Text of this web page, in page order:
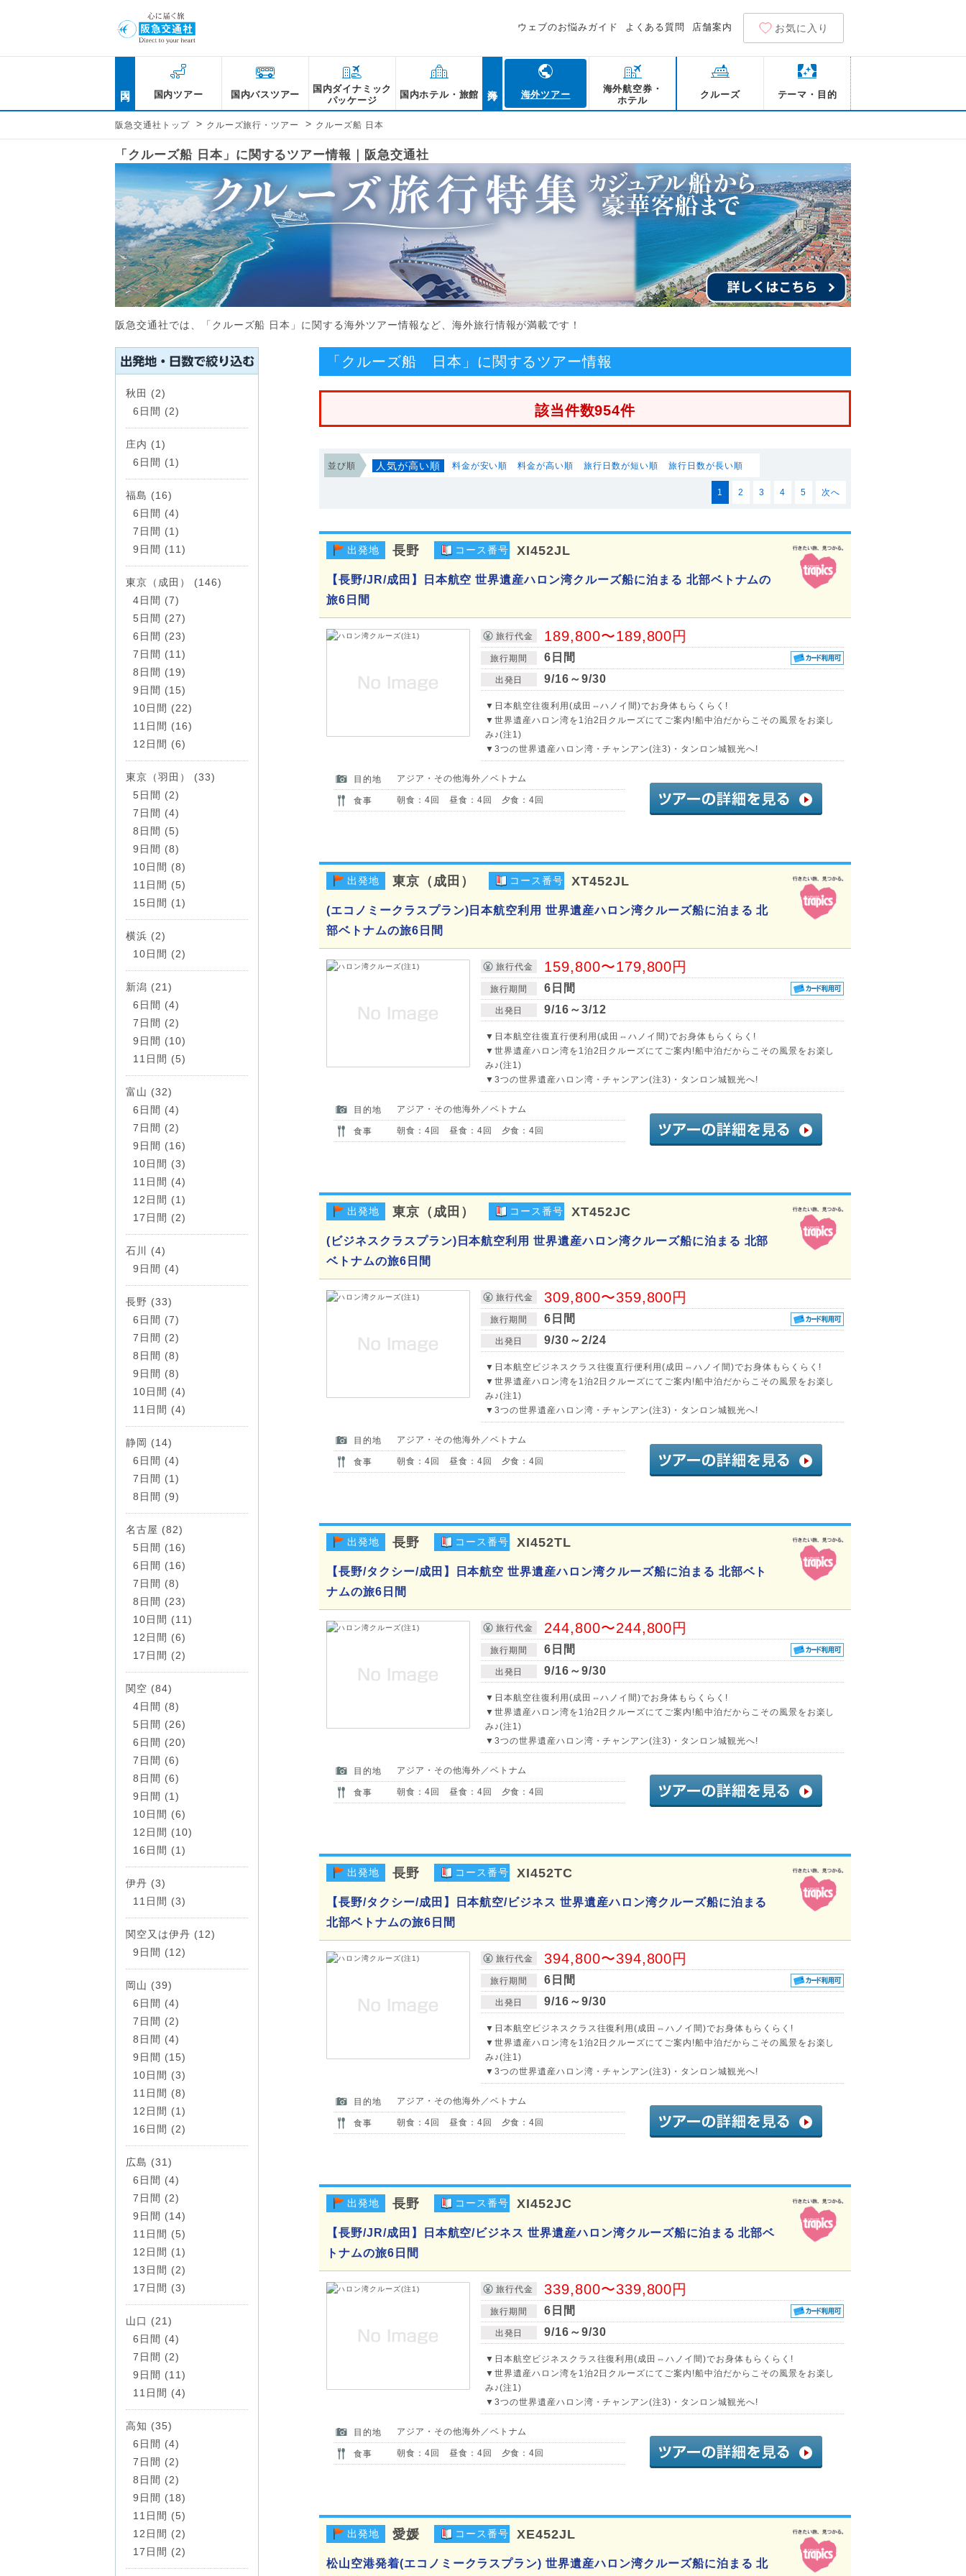
ウェブのお悩みガイド よくある質問 店舗案内 お気に入り
国内ツアー 国内バスツアー
国内ダイナミック
パッケージ
国内ホテル・旅館 海外ツアー
海外航空券・
ホテル
クルーズ テーマ・目的
阪急交通社トップ > クルーズ旅行・ツアー > クルーズ船 日本
「クルーズ船 日本」に関するツアー情報｜阪急交通社
阪急交通社では、「クルーズ船 日本」に関する海外ツアー情報など、海外旅行情報が満載です！
「クルーズ船 日本」に関するツアー情報
該当件数954件
並び順 人気が高い順 料金が安い順 料金が高い順 旅行日数が短い順 旅行日数が長い順
1 2 3 4 5 次へ
出発地 長野 コース番号 XI452JL
【長野/JR/成田】日本航空 世界遺産ハロン湾クルーズ船に泊まる 北部ベトナムの
旅6日間
旅行代金 189,800〜189,800円
旅行期間 6日間
出発日 9/16～9/30
▼日本航空往復利用(成田⇔ハノイ間)でお身体もらくらく!
▼世界遺産ハロン湾を1泊2日クルーズにてご案内!船中泊だからこその風景をお楽し
み♪(注1)
▼3つの世界遺産ハロン湾・チャンアン(注3)・タンロン城観光へ!
目的地 アジア・その他海外／ベトナム
食事 朝食：4回 昼食：4回 夕食：4回
出発地 東京（成田） コース番号 XT452JL
(エコノミークラスプラン)日本航空利用 世界遺産ハロン湾クルーズ船に泊まる 北
部ベトナムの旅6日間
旅行代金 159,800〜179,800円
旅行期間 6日間
出発日 9/16～3/12
▼日本航空往復直行便利用(成田⇔ハノイ間)でお身体もらくらく!
▼世界遺産ハロン湾を1泊2日クルーズにてご案内!船中泊だからこその風景をお楽し
み♪(注1)
▼3つの世界遺産ハロン湾・チャンアン(注3)・タンロン城観光へ!
目的地 アジア・その他海外／ベトナム
食事 朝食：4回 昼食：4回 夕食：4回
出発地 東京（成田） コース番号 XT452JC
(ビジネスクラスプラン)日本航空利用 世界遺産ハロン湾クルーズ船に泊まる 北部
ベトナムの旅6日間
旅行代金 309,800〜359,800円
旅行期間 6日間
出発日 9/30～2/24
▼日本航空ビジネスクラス往復直行便利用(成田⇔ハノイ間)でお身体もらくらく!
▼世界遺産ハロン湾を1泊2日クルーズにてご案内!船中泊だからこその風景をお楽し
み♪(注1)
▼3つの世界遺産ハロン湾・チャンアン(注3)・タンロン城観光へ!
目的地 アジア・その他海外／ベトナム
食事 朝食：4回 昼食：4回 夕食：4回
出発地 長野 コース番号 XI452TL
【長野/タクシー/成田】日本航空 世界遺産ハロン湾クルーズ船に泊まる 北部ベト
ナムの旅6日間
旅行代金 244,800〜244,800円
旅行期間 6日間
出発日 9/16～9/30
▼日本航空往復利用(成田⇔ハノイ間)でお身体もらくらく!
▼世界遺産ハロン湾を1泊2日クルーズにてご案内!船中泊だからこその風景をお楽し
み♪(注1)
▼3つの世界遺産ハロン湾・チャンアン(注3)・タンロン城観光へ!
目的地 アジア・その他海外／ベトナム
食事 朝食：4回 昼食：4回 夕食：4回
出発地 長野 コース番号 XI452TC
【長野/タクシー/成田】日本航空/ビジネス 世界遺産ハロン湾クルーズ船に泊まる
北部ベトナムの旅6日間
旅行代金 394,800〜394,800円
旅行期間 6日間
出発日 9/16～9/30
▼日本航空ビジネスクラス往復利用(成田⇔ハノイ間)でお身体もらくらく!
▼世界遺産ハロン湾を1泊2日クルーズにてご案内!船中泊だからこその風景をお楽し
み♪(注1)
▼3つの世界遺産ハロン湾・チャンアン(注3)・タンロン城観光へ!
目的地 アジア・その他海外／ベトナム
食事 朝食：4回 昼食：4回 夕食：4回
出発地 長野 コース番号 XI452JC
【長野/JR/成田】日本航空/ビジネス 世界遺産ハロン湾クルーズ船に泊まる 北部ベ
トナムの旅6日間
旅行代金 339,800〜339,800円
旅行期間 6日間
出発日 9/16～9/30
▼日本航空ビジネスクラス往復利用(成田⇔ハノイ間)でお身体もらくらく!
▼世界遺産ハロン湾を1泊2日クルーズにてご案内!船中泊だからこその風景をお楽し
み♪(注1)
▼3つの世界遺産ハロン湾・チャンアン(注3)・タンロン城観光へ!
目的地 アジア・その他海外／ベトナム
食事 朝食：4回 昼食：4回 夕食：4回
出発地 愛媛 コース番号 XE452JL
松山空港発着(エコノミークラスプラン) 世界遺産ハロン湾クルーズ船に泊まる 北
秋田 (2)
6日間 (2)
庄内 (1)
6日間 (1)
福島 (16)
6日間 (4)
7日間 (1)
9日間 (11)
東京（成田） (146)
4日間 (7)
5日間 (27)
6日間 (23)
7日間 (11)
8日間 (19)
9日間 (15)
10日間 (22)
11日間 (16)
12日間 (6)
東京（羽田） (33)
5日間 (2)
7日間 (4)
8日間 (5)
9日間 (8)
10日間 (8)
11日間 (5)
15日間 (1)
横浜 (2)
10日間 (2)
新潟 (21)
6日間 (4)
7日間 (2)
9日間 (10)
11日間 (5)
富山 (32)
6日間 (4)
7日間 (2)
9日間 (16)
10日間 (3)
11日間 (4)
12日間 (1)
17日間 (2)
石川 (4)
9日間 (4)
長野 (33)
6日間 (7)
7日間 (2)
8日間 (8)
9日間 (8)
10日間 (4)
11日間 (4)
静岡 (14)
6日間 (4)
7日間 (1)
8日間 (9)
名古屋 (82)
5日間 (16)
6日間 (16)
7日間 (8)
8日間 (23)
10日間 (11)
12日間 (6)
17日間 (2)
関空 (84)
4日間 (8)
5日間 (26)
6日間 (20)
7日間 (6)
8日間 (6)
9日間 (1)
10日間 (6)
12日間 (10)
16日間 (1)
伊丹 (3)
11日間 (3)
関空又は伊丹 (12)
9日間 (12)
岡山 (39)
6日間 (4)
7日間 (2)
8日間 (4)
9日間 (15)
10日間 (3)
11日間 (8)
12日間 (1)
16日間 (2)
広島 (31)
6日間 (4)
7日間 (2)
9日間 (14)
11日間 (5)
12日間 (1)
13日間 (2)
17日間 (3)
山口 (21)
6日間 (4)
7日間 (2)
9日間 (11)
11日間 (4)
高知 (35)
6日間 (4)
7日間 (2)
8日間 (2)
9日間 (18)
11日間 (5)
12日間 (2)
17日間 (2)